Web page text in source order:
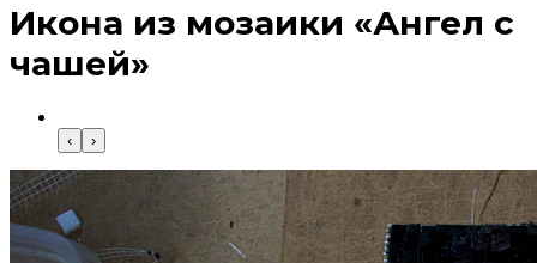
Икона из мозаики «Ангел с
чашей»
‹ ›